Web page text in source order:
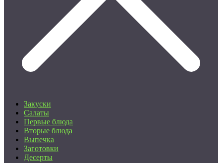
Закуски
Салаты
Первые блюда
Вторые блюда
Выпечка
Заготовки
Десерты